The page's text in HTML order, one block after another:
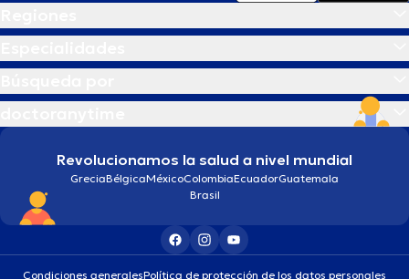
Revolucionamos la salud a nivel mundial
GreciaBélgicaMéxicoColombiaEcuadorGuatemala
Brasil
Condiciones generalesPolítica de protección de los datos personales